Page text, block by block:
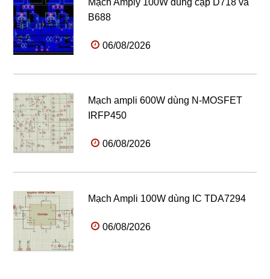
B688
06/08/2026
Mạch ampli 600W dùng N-MOSFET
IRFP450
06/08/2026
Mạch Ampli 100W dùng IC TDA7294
06/08/2026